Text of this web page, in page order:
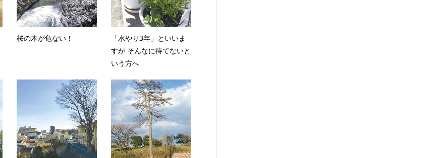
桜の木が危ない！
「水やり3年」といいま
すが そんなに待てないと
いう方へ